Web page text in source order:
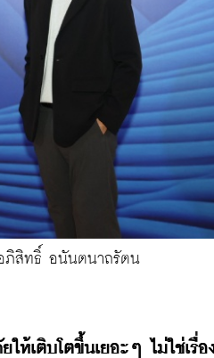
ภิสิทธิ์ อนันตนาถรัตน
ให้เติบโตขึ้นเยอะๆ ไม่ใช่เรื่